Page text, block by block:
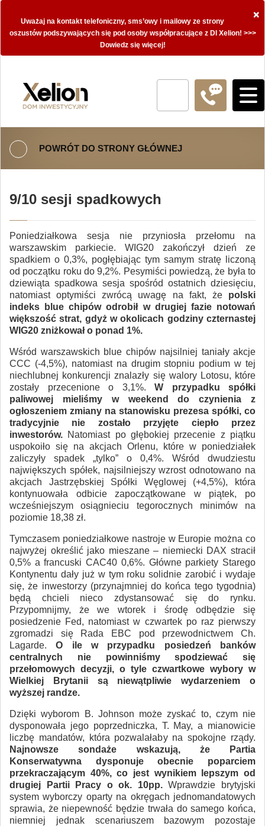
×
Uważaj na kontakt telefoniczny, sms’owy i mailowy ze strony
oszustów podszywających się pod osoby współpracujące z DI Xelion! >>>
Dowiedz się więcej!
POWRÓT DO STRONY GŁÓWNEJ
9/10 sesji spadkowych
Poniedziałkowa sesja nie przyniosła przełomu na
warszawskim parkiecie. WIG20 zakończył dzień ze
spadkiem o 0,3%, pogłębiając tym samym stratę liczoną
od początku roku do 9,2%. Pesymiści powiedzą, że była to
dziewiąta spadkowa sesja spośród ostatnich dziesięciu,
natomiast optymiści zwrócą uwagę na fakt, żepolski
indeks blue chipów odrobił w drugiej fazie notowań
większość strat, gdyż w okolicach godziny czternastej
WIG20 zniżkował o ponad 1%.
Wśród warszawskich blue chipów najsilniej taniały akcje
CCC (-4,5%), natomiast na drugim stopniu podium w tej
niechlubnej konkurencji znalazły się walory Lotosu, które
zostały przecenione o 3,1%. W przypadku spółki
paliwowej mieliśmy w weekend do czynienia z
ogłoszeniem zmiany na stanowisku prezesa spółki, co
tradycyjnie nie zostało przyjęte ciepło przez
inwestorów. Natomiast po głębokiej przecenie z piątku
uspokoiło się na akcjach Orlenu, które w poniedziałek
zaliczyły spadek „tylko” o 0,4%. Wśród dwudziestu
największych spółek, najsilniejszy wzrost odnotowano na
akcjach Jastrzębskiej Spółki Węglowej (+4,5%), która
kontynuowała odbicie zapoczątkowane w piątek, po
wcześniejszym osiągnieciu tegorocznych minimów na
poziomie 18,38 zł.
Tymczasem poniedziałkowe nastroje w Europie można co
najwyżej określić jako mieszane – niemiecki DAX stracił
0,5% a francuski CAC40 0,6%. Główne parkiety Starego
Kontynentu dały już w tym roku solidnie zarobić i wydaje
się, że inwestorzy (przynajmniej do końca tego tygodnia)
będą chcieli nieco zdystansować się do rynku.
Przypomnijmy, że we wtorek i środę odbędzie się
posiedzenie Fed, natomiast w czwartek po raz pierwszy
zgromadzi się Rada EBC pod przewodnictwem Ch.
Lagarde.O ile w przypadku posiedzeń banków
centralnych nie powinniśmy spodziewać się
przełomowych decyzji, o tyle czwartkowe wybory w
Wielkiej Brytanii są niewątpliwie wydarzeniem o
wyższej randze.
Dzięki wyborom B. Johnson może zyskać to, czym nie
dysponowała jego poprzedniczka, T. May, a mianowicie
liczbę mandatów, która pozwalałaby na spokojne rządy.
Najnowsze sondaże wskazują, że Partia
Konserwatywna dysponuje obecnie poparciem
przekraczającym 40%, co jest wynikiem lepszym od
drugiej Partii Pracy o ok. 10pp.Wprawdzie brytyjski
system wyborczy oparty na okręgach jednomandatowych
sprawia, że niepewność będzie trwała do samego końca,
niemniej jednak scenariuszem bazowym pozostaje